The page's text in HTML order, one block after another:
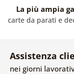
La più ampia
carte da parati e
Assistenza
nei giorni